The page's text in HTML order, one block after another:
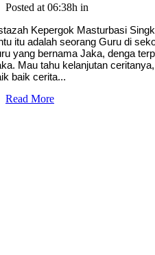
Posted at 06:38h in
Kepergok Masturbasi
itu adalah seorang Guru di
yang bernama Jaka, denga
Mau tahu kelanjutan
baik cerita...
Read More